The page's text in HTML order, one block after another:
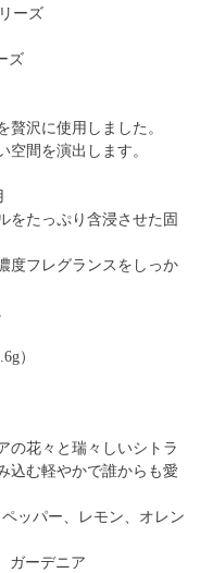
ーズ
ズ
沢に使用しました。
間を演出します。
をたっぷり含浸させた固
度フレグランスをしっか
）
の花々と瑞々しいシトラ
込む軽やかで誰からも愛
ッパー、レモン、オレン
ガーデニア